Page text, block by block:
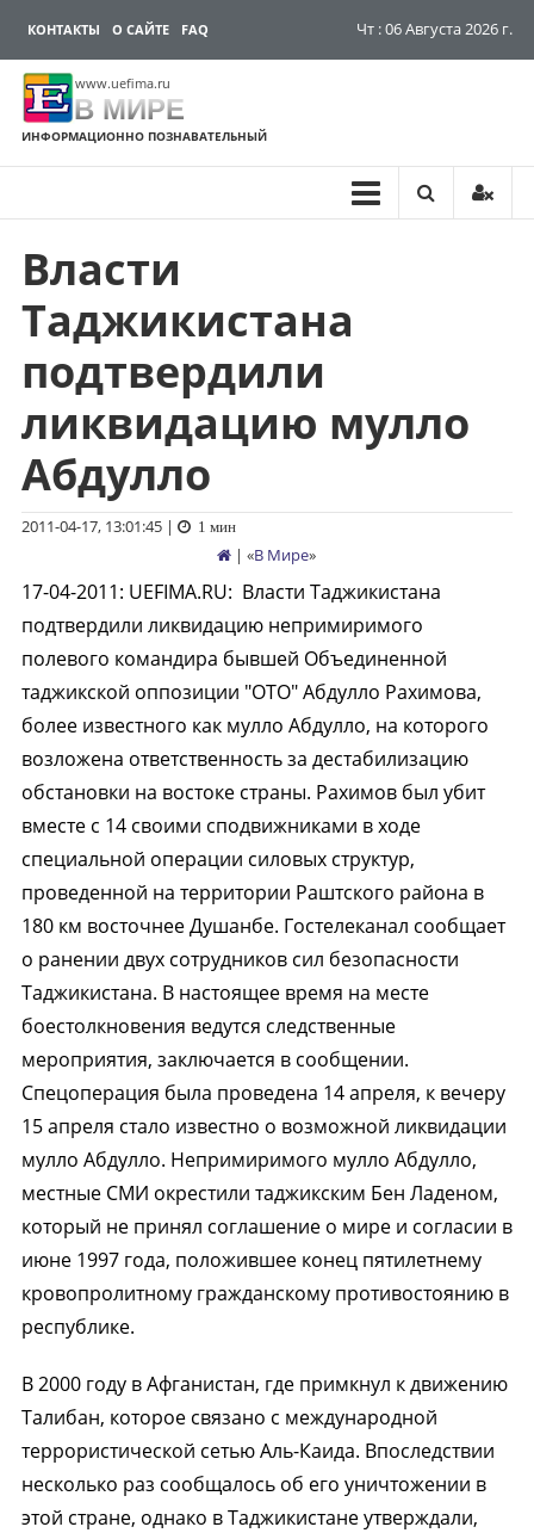
КОНТАКТЫ О САЙТЕ FAQ Чт : 06 Августа 2026 г.
www.uefima.ru
В МИРЕ
ИНФОРМАЦИОННО ПОЗНАВАТЕЛЬНЫЙ
Перейти
содержимому
Власти
Таджикистана
подтвердили
ликвидацию мулло
Абдулло
2011-04-17, 13:01:45| 1 мин
| «В Мире»
17-04-2011: UEFIMA.RU: Власти Таджикистана
подтвердили ликвидацию непримиримого
полевого командира бывшей Объединенной
таджикской оппозиции "ОТО" Абдулло Рахимова,
более известного как мулло Абдулло, на которого
возложена ответственность за дестабилизацию
обстановки на востоке страны. Рахимов был убит
вместе с 14 своими сподвижниками в ходе
специальной операции силовых структур,
проведенной на территории Раштского района в
180 км восточнее Душанбе. Гостелеканал сообщает
о ранении двух сотрудников сил безопасности
Таджикистана. В настоящее время на месте
боестолкновения ведутся следственные
мероприятия, заключается в сообщении.
Спецоперация была проведена 14 апреля, к вечеру
15 апреля стало известно о возможной ликвидации
мулло Абдулло. Непримиримого мулло Абдулло,
местные СМИ окрестили таджикским Бен Ладеном,
который не принял соглашение о мире и согласии в
июне 1997 года, положившее конец пятилетнему
кровопролитному гражданскому противостоянию в
республике.
В 2000 году в Афганистан, где примкнул к движению
Талибан, которое связано с международной
террористической сетью Аль-Каида. Впоследствии
несколько раз сообщалось об его уничтожении в
этой стране, однако в Таджикистане утверждали,